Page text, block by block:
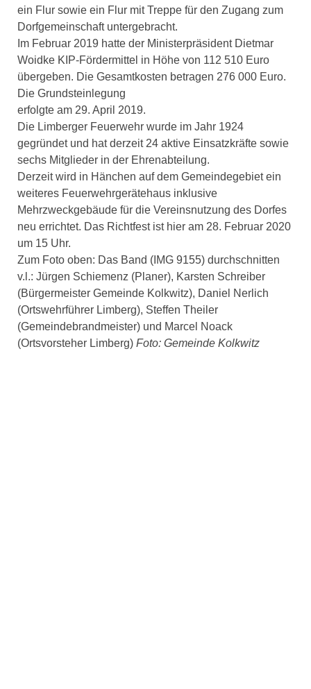
ein Flur sowie ein Flur mit Treppe für den Zugang zum
Dorfgemeinschaft untergebracht.
Im Februar 2019 hatte der Ministerpräsident Dietmar
Woidke KIP-Fördermittel in Höhe von 112 510 Euro
übergeben. Die Gesamtkosten betragen 276 000 Euro.
Die Grundsteinlegung
erfolgte am 29. April 2019.
Die Limberger Feuerwehr wurde im Jahr 1924
gegründet und hat derzeit 24 aktive Einsatzkräfte sowie
sechs Mitglieder in der Ehrenabteilung.
Derzeit wird in Hänchen auf dem Gemeindegebiet ein
weiteres Feuerwehrgerätehaus inklusive
Mehrzweckgebäude für die Vereinsnutzung des Dorfes
neu errichtet. Das Richtfest ist hier am 28. Februar 2020
um 15 Uhr.
Zum Foto oben: Das Band (IMG 9155) durchschnitten
v.l.: Jürgen Schiemenz (Planer), Karsten Schreiber
(Bürgermeister Gemeinde Kolkwitz), Daniel Nerlich
(Ortswehrführer Limberg), Steffen Theiler
(Gemeindebrandmeister) und Marcel Noack
(Ortsvorsteher Limberg) Foto: Gemeinde Kolkwitz